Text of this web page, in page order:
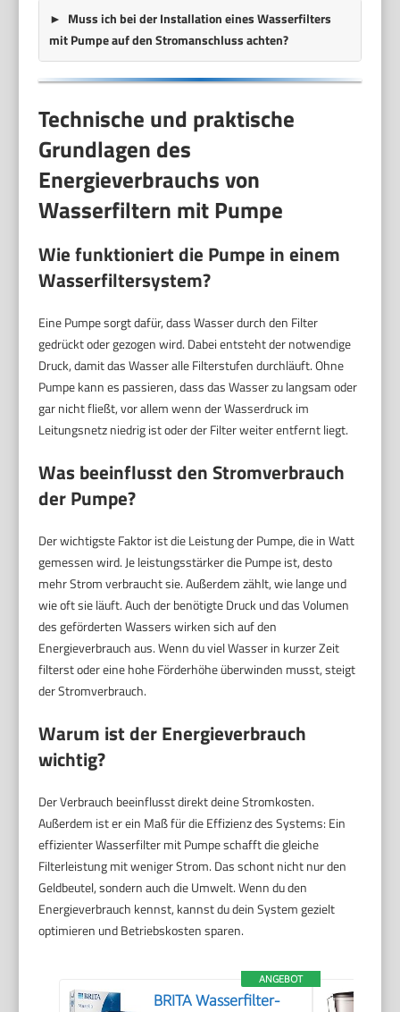
Muss ich bei der Installation eines Wasserfilters
mit Pumpe auf den Stromanschluss achten?
Technische und praktische
Grundlagen des
Energieverbrauchs von
Wasserfiltern mit Pumpe
Wie funktioniert die Pumpe in einem
Wasserfiltersystem?
Eine Pumpe sorgt dafür, dass Wasser durch den Filter
gedrückt oder gezogen wird. Dabei entsteht der notwendige
Druck, damit das Wasser alle Filterstufen durchläuft. Ohne
Pumpe kann es passieren, dass das Wasser zu langsam oder
gar nicht fließt, vor allem wenn der Wasserdruck im
Leitungsnetz niedrig ist oder der Filter weiter entfernt liegt.
Was beeinflusst den Stromverbrauch
der Pumpe?
Der wichtigste Faktor ist die Leistung der Pumpe, die in Watt
gemessen wird. Je leistungsstärker die Pumpe ist, desto
mehr Strom verbraucht sie. Außerdem zählt, wie lange und
wie oft sie läuft. Auch der benötigte Druck und das Volumen
des geförderten Wassers wirken sich auf den
Energieverbrauch aus. Wenn du viel Wasser in kurzer Zeit
filterst oder eine hohe Förderhöhe überwinden musst, steigt
der Stromverbrauch.
Warum ist der Energieverbrauch
wichtig?
Der Verbrauch beeinflusst direkt deine Stromkosten.
Außerdem ist er ein Maß für die Effizienz des Systems: Ein
effizienter Wasserfilter mit Pumpe schafft die gleiche
Filterleistung mit weniger Strom. Das schont nicht nur den
Geldbeutel, sondern auch die Umwelt. Wenn du den
Energieverbrauch kennst, kannst du dein System gezielt
optimieren und Betriebskosten sparen.
ANGEBOT
BRITA Wasserfilter-